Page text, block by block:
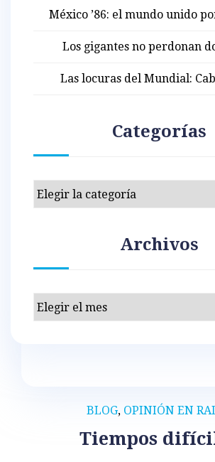
BLOG, OPINIÓN EN
Tiempos
México ’86: el mundo unido
Los gigantes no perdonan
Las locuras del Mundial:
Categorías
Categorías
Archivos
Archivos